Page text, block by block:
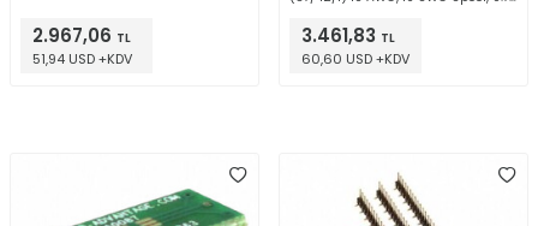
2.967,06 TL
51,94 USD +KDV
3.461,83 TL
60,60 USD +KDV